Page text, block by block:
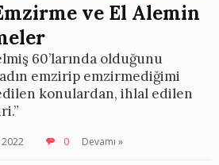
ve El Alemin
60’larında olduğunu
emzirip emzirmediğimi
konulardan, ihlal edilen
2022 0 Devamı »